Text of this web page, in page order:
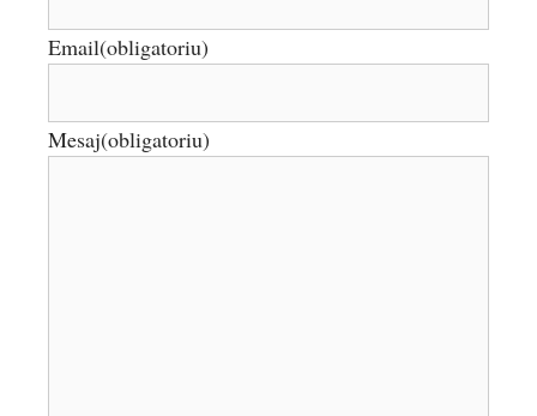
Email(obligatoriu)
Mesaj(obligatoriu)